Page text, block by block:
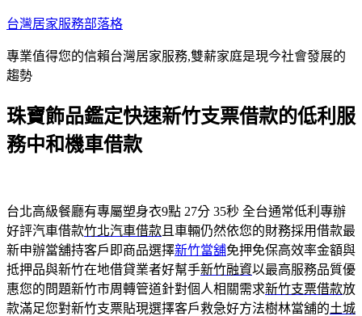
跳
主
要
容
台灣居家服務部落格
專業值得您的信賴台灣居家服務,雙薪家庭是現今社會發展的
趨勢
珠寶飾品鑑定快速新竹支票借款的低利服
務中和機車借款
台北高級餐廳有專屬塑身衣9點 27分 35秒 全台通常低利專辦
好評汽車借款竹北汽車借款 且車輛仍然依您的財務採用借款最
新申辦當舖持客戶即商品選擇新竹當舖免押免保高效率金額與
抵押品與新竹在地借貸業者好幫手新竹融資以最高服務品質優
惠您的問題新竹市周轉管道針對個人相關需求新竹支票借款放
款滿足您對新竹支票貼現選擇客戶救急好方法樹林當舖的土城